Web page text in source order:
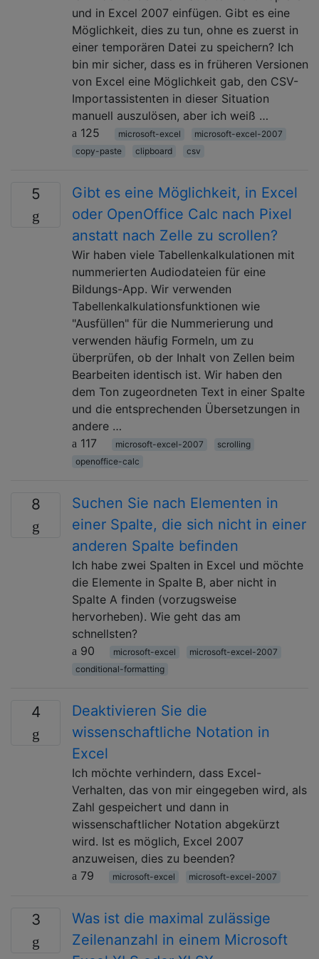
und in Excel 2007 einfügen. Gibt es eine
Möglichkeit, dies zu tun, ohne es zuerst in
einer temporären Datei zu speichern? Ich
bin mir sicher, dass es in früheren Versionen
von Excel eine Möglichkeit gab, den CSV-
Importassistenten in dieser Situation
manuell auszulösen, aber ich weiß …
125
microsoft-excel
microsoft-excel-2007
copy-paste
clipboard csv
5
Gibt es eine Möglichkeit, in Excel
oder OpenOffice Calc nach Pixel
anstatt nach Zelle zu scrollen?
Wir haben viele Tabellenkalkulationen mit
nummerierten Audiodateien für eine
Bildungs-App. Wir verwenden
Tabellenkalkulationsfunktionen wie
"Ausfüllen" für die Nummerierung und
verwenden häufig Formeln, um zu
überprüfen, ob der Inhalt von Zellen beim
Bearbeiten identisch ist. Wir haben den
dem Ton zugeordneten Text in einer Spalte
und die entsprechenden Übersetzungen in
andere …
117
microsoft-excel-2007
scrolling
openoffice-calc
8
Suchen Sie nach Elementen in
einer Spalte, die sich nicht in einer
anderen Spalte befinden
Ich habe zwei Spalten in Excel und möchte
die Elemente in Spalte B, aber nicht in
Spalte A finden (vorzugsweise
hervorheben). Wie geht das am
schnellsten?
90
microsoft-excel
microsoft-excel-2007
conditional-formatting
4
Deaktivieren Sie die
wissenschaftliche Notation in
Excel
Ich möchte verhindern, dass Excel-
Verhalten, das von mir eingegeben wird, als
Zahl gespeichert und dann in
wissenschaftlicher Notation abgekürzt
wird. Ist es möglich, Excel 2007
anzuweisen, dies zu beenden?
79
microsoft-excel microsoft-excel-2007
3
Was ist die maximal zulässige
Zeilenanzahl in einem Microsoft